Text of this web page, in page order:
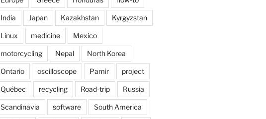
India Japan Kazakhstan Kyrgyzstan
Linux medicine Mexico
motorcycling Nepal North Korea
Ontario oscilloscope Pamir project
Québec recycling Road-trip Russia
Scandinavia software South America